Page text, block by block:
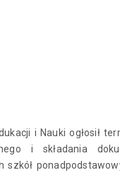
i Nauki ogłosił
i składania
szkół